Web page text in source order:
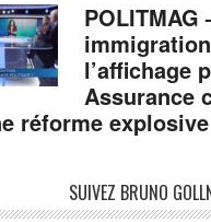
POLITMAG
l’affichage
Assurance
réforme explosive
SUIVEZ BRUNO